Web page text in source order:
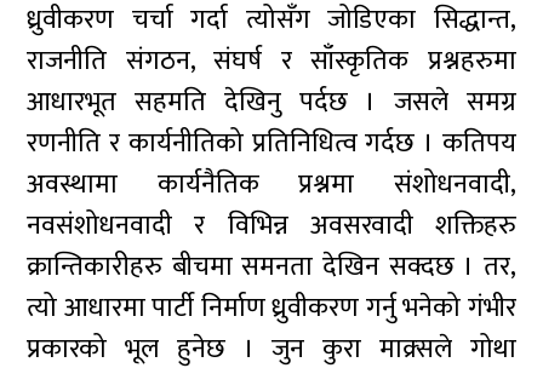
ध्रुवीकरण चर्चा गर्दा त्योसँग जोडिएका सिद्धान्त,
राजनीति संगठन, संघर्ष र साँस्कृतिक प्रश्नहरुमा
आधारभूत सहमति देखिनु पर्दछ । जसले समग्र
रणनीति र कार्यनीतिको प्रतिनिधित्व गर्दछ । कतिपय
अवस्थामा कार्यनैतिक प्रश्नमा संशोधनवादी,
नवसंशोधनवादी र विभिन्न अवसरवादी शक्तिहरु
क्रान्तिकारीहरु बीचमा समनता देखिन सक्दछ । तर,
त्यो आधारमा पार्टी निर्माण ध्रुवीकरण गर्नु भनेको गंभीर
प्रकारको भूल हुनेछ । जुन कुरा माक्र्सले गोथा